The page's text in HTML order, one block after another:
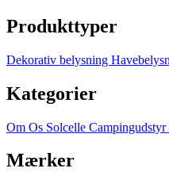
Produkttyper
Dekorativ belysning
Kategorier
Om Os Solcelle Campingudstyr
Mærker